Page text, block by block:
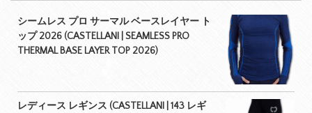
シームレス プロ サーマル ベースレイヤー ト
ップ 2026 (CASTELLANI | SEAMLESS PRO
THERMAL BASE LAYER TOP 2026)
レディース レギンス (CASTELLANI | 143 レギ